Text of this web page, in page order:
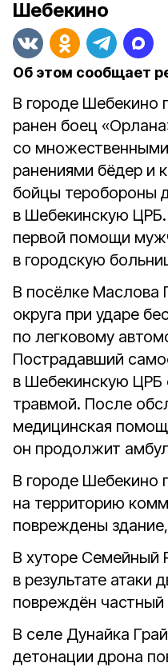
Шебекино
Об этом сообщает
В городе Шебекино
ранен боец
со
ранениями бёдер и
бойцы теробороны
в Шебекинскую
первой помощи
в городскую
В посёлке Маслова
округа при ударе
по легковому
Пострадавший
в Шебекинскую ЦРБ
травмой. После
медицинская
он продолжит
В городе Шебекино
на территорию
повреждены
В хуторе Семейный
в результате атаки
повреждён
В селе Дунайка
детонации дрона